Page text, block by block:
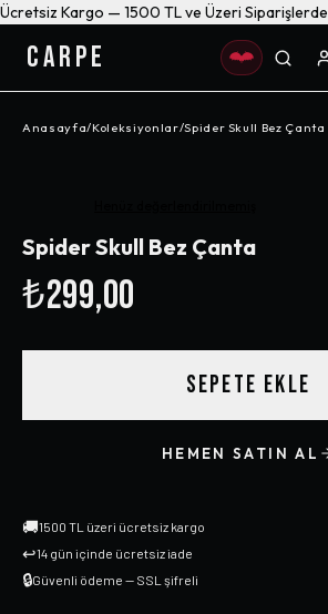
Ücretsiz Kargo — 1500 TL ve Üzeri Siparişlerde
CARPE
Anasayfa/Koleksiyonlar/Spider Skull Bez Çanta
Spider Skull Bez Çanta
₺299,00
SEPETE EKLE
HEMEN SATIN AL
🚚1500 TL üzeri ücretsiz kargo
↩14 gün içinde ücretsiz iade
🔒Güvenli ödeme — SSL şifreli